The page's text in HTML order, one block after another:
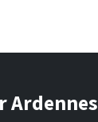
Ardennes